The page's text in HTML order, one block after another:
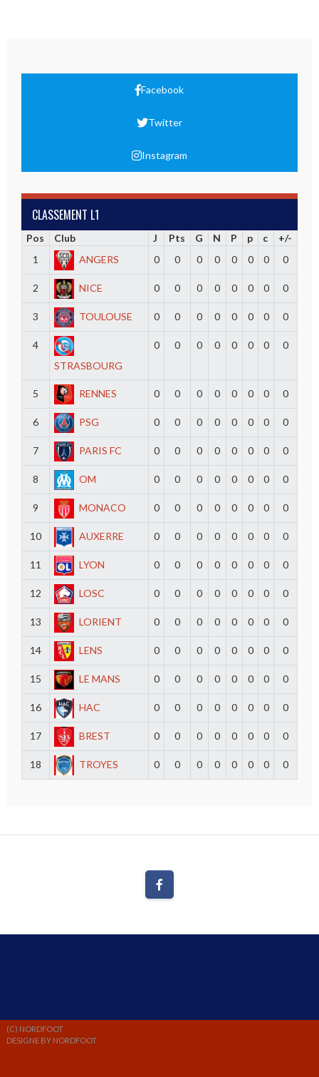
Facebook
Twitter
Instagram
CLASSEMENT L1
Pos Club J Pts G N P p c
+/-
1
ANGERS 0 0 0 0 0 0 0 0
2 NICE 0 0 0 0 0 0 0 0
3 TOULOUSE 0 0 0 0 0 0 0 0
4
STRASBOURG
0 0 0 0 0 0 0 0
5 RENNES 0 0 0 0 0 0 0 0
6 PSG 0 0 0 0 0 0 0 0
7 PARIS FC 0 0 0 0 0 0 0 0
8 OM 0 0 0 0 0 0 0 0
9 MONACO 0 0 0 0 0 0 0 0
10 AUXERRE 0 0 0 0 0 0 0 0
11 LYON 0 0 0 0 0 0 0 0
12 LOSC 0 0 0 0 0 0 0 0
13 LORIENT 0 0 0 0 0 0 0 0
14 LENS 0 0 0 0 0 0 0 0
15 LE MANS 0 0 0 0 0 0 0 0
16 HAC 0 0 0 0 0 0 0 0
17 BREST 0 0 0 0 0 0 0 0
18 TROYES 0 0 0 0 0 0 0 0
(C) NORDFOOT
DESIGNE BY NORDFOOT